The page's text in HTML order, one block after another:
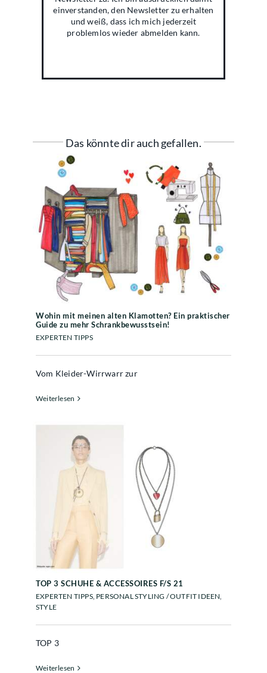
einverstanden, den Newsletter zu erhalten
und weiß, dass ich mich jederzeit
problemlos wieder abmelden kann.
Das könnte dir auch gefallen.
Wohin mit meinen alten
Klamotten? Ein praktischer Guide
zu mehr Schrankbewusstsein!
Wohin mit meinen alten Klamotten? Ein praktischer
Guide zu mehr Schrankbewusstsein!
EXPERTEN TIPPS
Vom Kleider-Wirrwarr zur
Weiterlesen
TOP 3 SCHUHE & ACCESSOIRES
F/S 21
TOP 3 SCHUHE & ACCESSOIRES F/S 21
EXPERTEN TIPPS, PERSONAL STYLING / OUTFIT IDEEN
STYLE
TOP 3
Weiterlesen